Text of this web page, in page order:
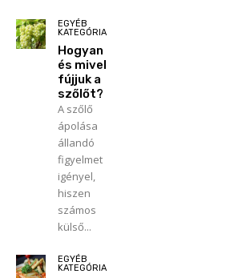
EGYÉB
KATEGÓRIA
Hogyan
és mivel
fújjuk a
szőlőt?
A szőlő
ápolása
állandó
figyelmet
igényel,
hiszen
számos
külső...
EGYÉB
KATEGÓRIA